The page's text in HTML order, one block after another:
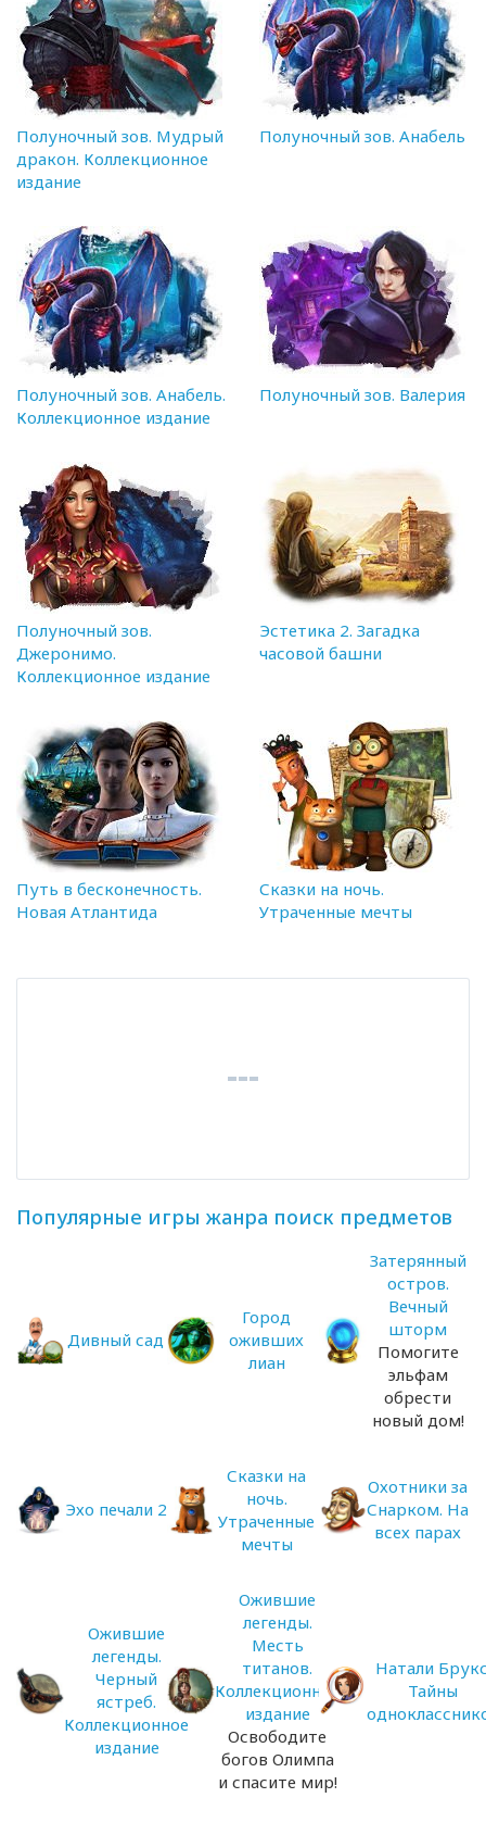
Полуночный зов. Мудрый
дракон. Коллекционное
издание
Полуночный зов. Анабель
Полуночный зов. Анабель.
Коллекционное издание
Полуночный зов. Валерия
Полуночный зов.
Джеронимо.
Коллекционное издание
Эстетика 2. Загадка
часовой башни
Путь в бесконечность.
Новая Атлантида
Сказки на ночь.
Утраченные мечты
Популярные игры жанра поиск предметов
Дивный сад
Город
оживших
лиан
Затерянный
остров.
Вечный
шторм
Помогите
эльфам
обрести
новый дом!
Эхо печали 2
Сказки на
ночь.
Утраченные
мечты
Охотники за
Снарком. На
всех парах
Ожившие
легенды.
Черный
ястреб.
Коллекционное
издание
Ожившие
легенды.
Месть
титанов.
Коллекционное
издание
Освободите
богов Олимпа
и спасите мир!
Натали
Тайны